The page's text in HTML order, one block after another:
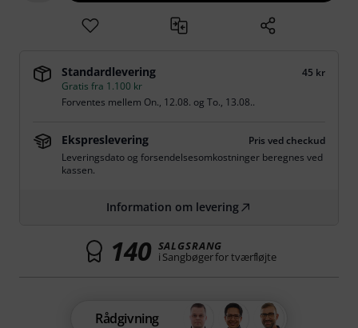
Standardlevering
45 kr
Gratis fra 1.100 kr
Forventes mellem On., 12.08. og To., 13.08..
Ekspreslevering
Pris ved checkud
Leveringsdato og forsendelsesomkostninger beregnes ved
kassen.
Information om levering
140 SALGSRANG
i Sangbøger for tværfløjte
Rådgivning